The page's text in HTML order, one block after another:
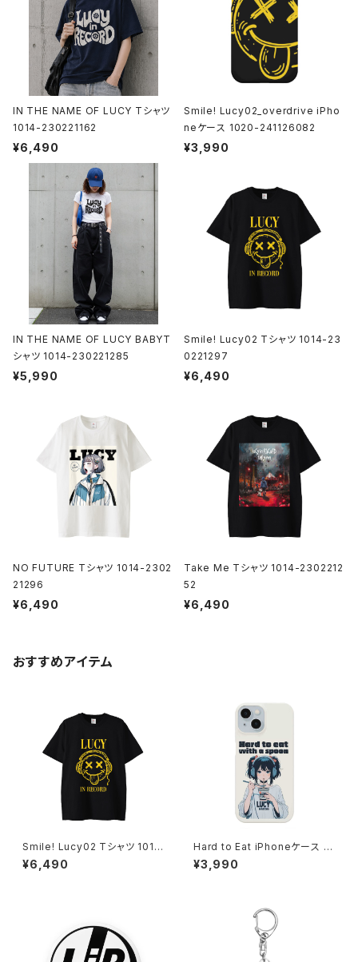
IN THE NAME OF LUCY Tシャツ
1014-230221162
¥6,490
Smile! Lucy02_overdrive iPho
neケース 1020-241126082
¥3,990
IN THE NAME OF LUCY BABYT
シャツ 1014-230221285
¥5,990
Smile! Lucy02 Tシャツ 1014-23
0221297
¥6,490
NO FUTURE Tシャツ 1014-2302
21296
¥6,490
Take Me Tシャツ 1014-2302212
52
¥6,490
おすすめアイテム
Smile! Lucy02 Tシャツ 1014
-230221297
¥6,490
Hard to Eat iPhoneケース 10
17-240218001
¥3,990